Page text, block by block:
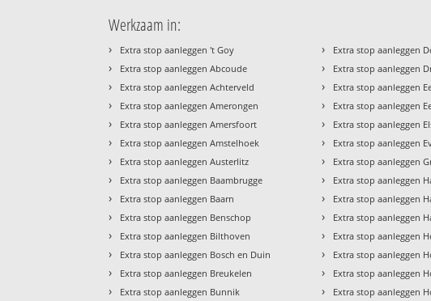
Werkzaam in:
› Extra stop aanleggen 't Goy
› Extra stop aanleggen Abcoude
› Extra stop aanleggen Achterveld
› Extra stop aanleggen Amerongen
› Extra stop aanleggen Amersfoort
› Extra stop aanleggen Amstelhoek
› Extra stop aanleggen Austerlitz
› Extra stop aanleggen Baambrugge
› Extra stop aanleggen Baarn
› Extra stop aanleggen Benschop
› Extra stop aanleggen Bilthoven
› Extra stop aanleggen Bosch en Duin
› Extra stop aanleggen Breukelen
› Extra stop aanleggen Bunnik
› Extra stop aanleggen
› Extra stop aanleggen
› Extra stop aanleggen
› Extra stop aanleggen
› Extra stop aanleggen
› Extra stop aanleggen
› Extra stop aanleggen
› Extra stop aanleggen
› Extra stop aanleggen
› Extra stop aanleggen
› Extra stop aanleggen
› Extra stop aanleggen
› Extra stop aanleggen
› Extra stop aanleggen